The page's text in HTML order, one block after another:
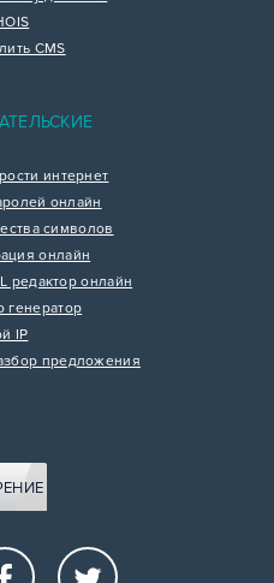
CMS
интернет
онлайн
символов
онлайн
редактор онлайн
генератор
IP
предложения